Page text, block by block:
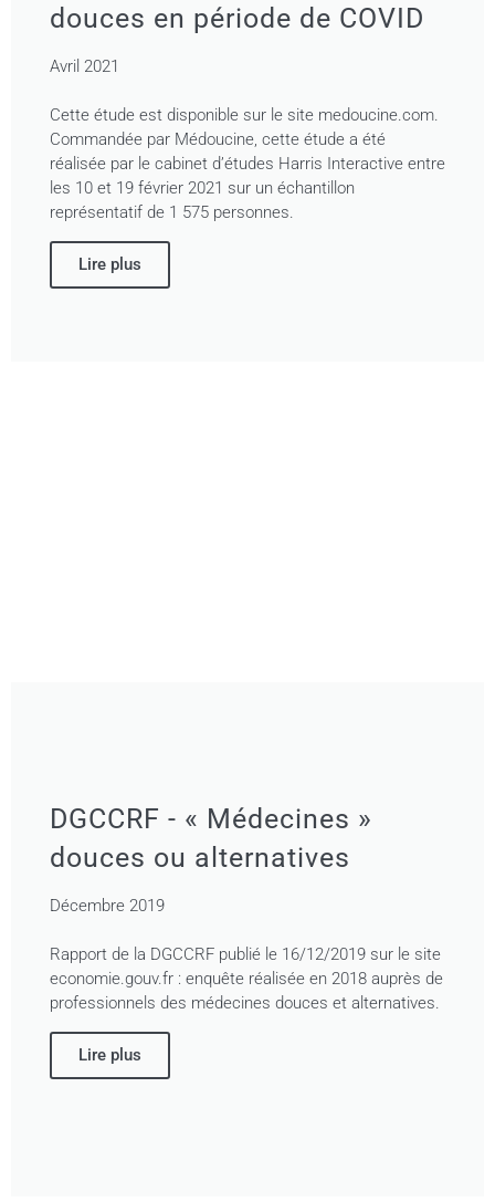
douces en période de COVID
Avril 2021
Cette étude est disponible sur le site medoucine.com.
Commandée par Médoucine, cette étude a été
réalisée par le cabinet d’études Harris Interactive entre
les 10 et 19 février 2021 sur un échantillon
représentatif de 1 575 personnes.
Lire plus
DGCCRF - « Médecines »
douces ou alternatives
Décembre 2019
Rapport de la DGCCRF publié le 16/12/2019 sur le site
economie.gouv.fr : enquête réalisée en 2018 auprès de
professionnels des médecines douces et alternatives.
Lire plus